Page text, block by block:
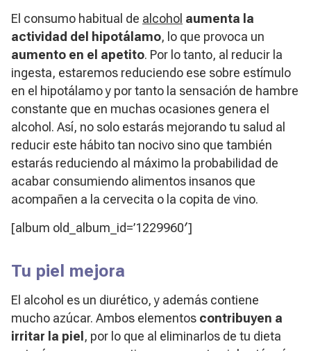
El consumo habitual de alcohol aumenta la
actividad del hipotálamo, lo que provoca un
aumento en el apetito. Por lo tanto, al reducir la
ingesta, estaremos reduciendo ese sobre estímulo
en el hipotálamo y por tanto la sensación de hambre
constante que en muchas ocasiones genera el
alcohol. Así, no solo estarás mejorando tu salud al
reducir este hábito tan nocivo sino que también
estarás reduciendo al máximo la probabilidad de
acabar consumiendo alimentos insanos que
acompañen a la cervecita o la copita de vino.
[album old_album_id=’1229960′]
Tu piel mejora
El alcohol es un diurético, y además contiene
mucho azúcar. Ambos elementos contribuyen a
irritar la piel, por lo que al eliminarlos de tu dieta